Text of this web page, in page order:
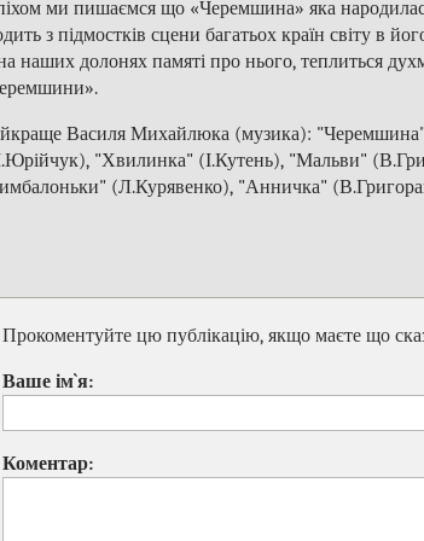
ми пишаємся що «Черемшина» яка
з підмостків сцени багатьох країн світу в
наших долонях памяті про нього, теплиться
Василя Михайлюка (музика):
"Хвилинка" (І.Кутень), "Мальви"
(Л.Курявенко), "Анничка"
Прокоментуйте цю публікацію, якщо маєте що
Ваше ім`я:
Коментар: